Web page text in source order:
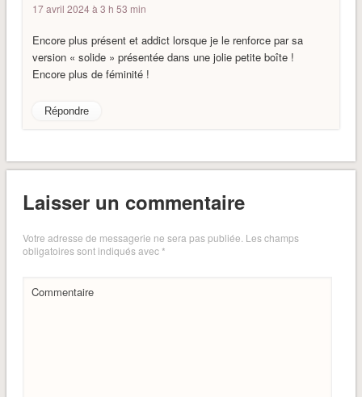
17 avril 2024 à 3 h 53 min
Encore plus présent et addict lorsque je le renforce par sa
version « solide » présentée dans une jolie petite boîte !
Encore plus de féminité !
Répondre
Laisser un commentaire
Votre adresse de messagerie ne sera pas publiée.Les champs
obligatoires sont indiqués avec*
Commentaire